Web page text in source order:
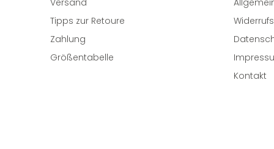
Versand
Tipps zur Retoure
Zahlung
Größentabelle
Kontakt